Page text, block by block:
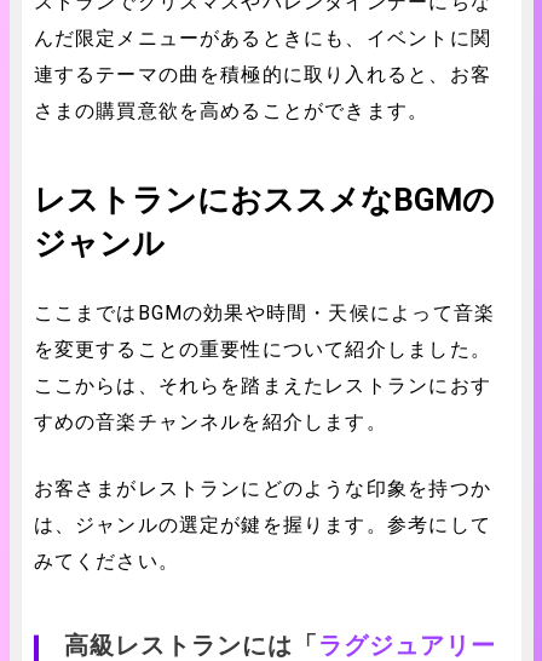
んだ限定メニューがあるときにも、イベントに関
連するテーマの曲を積極的に取り入れると、お客
さまの購買意欲を高めることができます。
レストランにおススメなBGMの
ジャンル
ここまではBGMの効果や時間・天候によって音楽
を変更することの重要性について紹介しました。
ここからは、それらを踏まえたレストランにおす
すめの音楽チャンネルを紹介します。
お客さまがレストランにどのような印象を持つか
は、ジャンルの選定が鍵を握ります。参考にして
みてください。
高級レストランには「ラグジュアリー